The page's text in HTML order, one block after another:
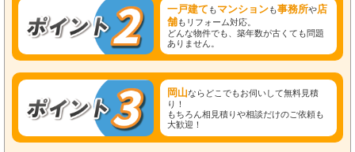
一戸建て もマンションも事務所や店
舗もリフォーム対応。
どんな物件でも、築年数が古くても問題
ありません。
岡山ならどこでもお伺いして無料見積
り！
もちろん相見積りや相談だけのご依頼も
大歓迎！